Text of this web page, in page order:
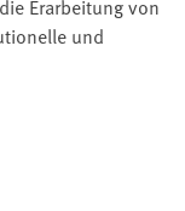
Erarbeitung von
und